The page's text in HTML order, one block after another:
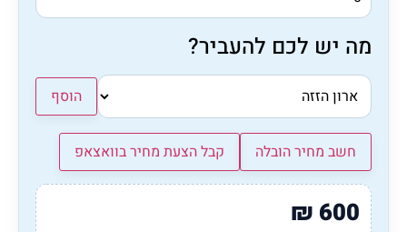
מה יש לכם להעביר?
הוסף
חשב מחיר הובלה קבל הצעת מחיר בוואצאפ
600
₪